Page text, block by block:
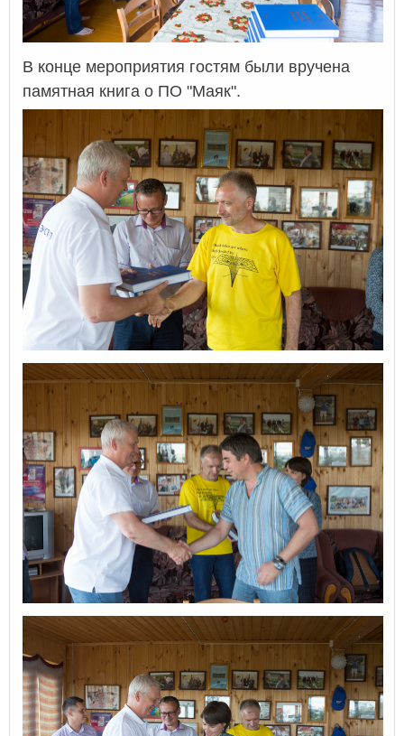
В конце мероприятия гостям были вручена
памятная книга о ПО "Маяк".